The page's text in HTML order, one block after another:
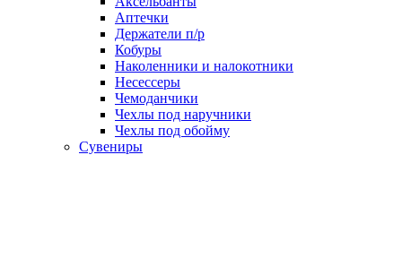
Аптечки
Держатели п/р
Кобуры
Наколенники и налокотники
Несессеры
Чемоданчики
Чехлы под наручники
Чехлы под обойму
Сувениры